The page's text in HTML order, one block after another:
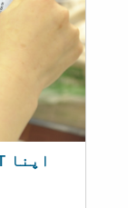
اپنا EBT بیلنس چیک کریں